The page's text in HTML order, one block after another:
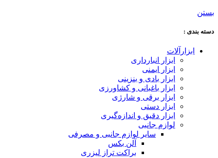
بستن
دسته‌ بندی :
ابزارآلات
ابزار انبارداری
ابزار ایمنی
ابزار بادی و بنزینی
ابزار باغبانی و کشاورزی
ابزار برقی و شارژی
ابزار دستی
ابزار دقیق و اندازه‌گیری
لوازم جانبی
سایر لوازم جانبی و مصرفی
آلن بکس
براکت تراز لیزری